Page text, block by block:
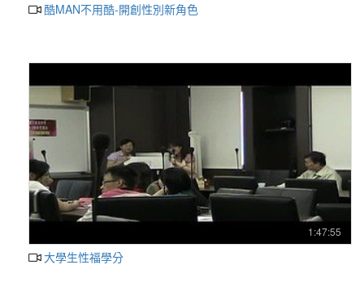
酷MAN不用酷-開創性別新角色
1:47:55
大學生性福學分